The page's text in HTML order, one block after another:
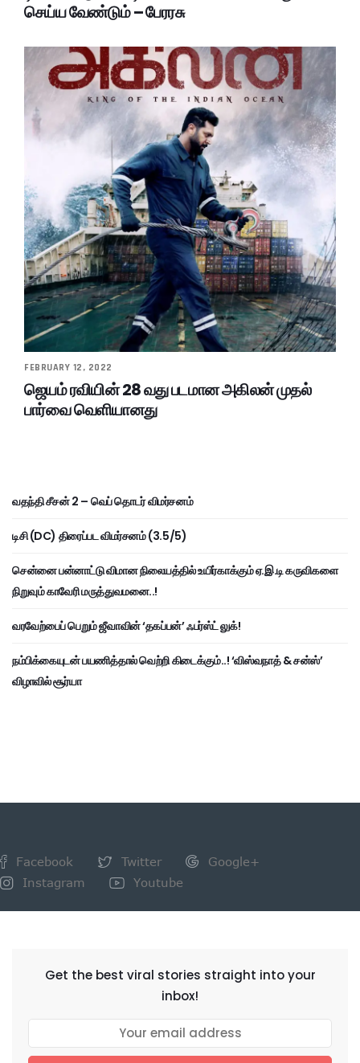
செய்ய வேண்டும் – பேரரசு
FEBRUARY 12, 2022
ஜெயம் ரவியின் 28 வது படமான அகிலன் முதல்
பார்வை வெளியானது
வதந்தி சீசன் 2 – வெப் தொடர் விமர்சனம்
டிசி (DC) திரைப்பட விமர்சனம் (3.5/5)
சென்னை பன்னாட்டு விமான நிலையத்தில் உயிர்காக்கும் ஏ.இ.டி கருவிகளை
நிறுவும் காவேரி மருத்துவமனை..!
வரவேற்பைப் பெறும் ஜீவாவின் ‘தகப்பன்’ ஃபர்ஸ்ட் லுக்!
நம்பிக்கையுடன் பயணித்தால் வெற்றி கிடைக்கும்..! ‘விஸ்வநாத் & சன்ஸ்’
விழாவில் சூர்யா
Facebook Twitter
Google+
Instagram
Youtube
Get the best viral stories straight into your
inbox!